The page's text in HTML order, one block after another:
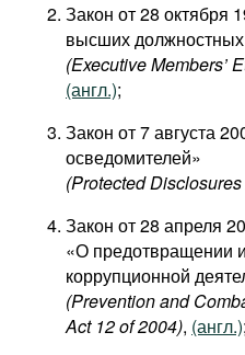
Закон от 28 октября
высших
(Executive Members’
(англ.);
Закон от 7 августа
осведомителей»
(Protected
Закон от 28 апреля
«О предотвращении
коррупционной
(Prevention and
Act 12 of 2004), (англ.);